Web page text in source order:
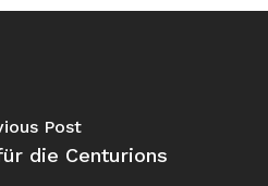
Post
die Centurions